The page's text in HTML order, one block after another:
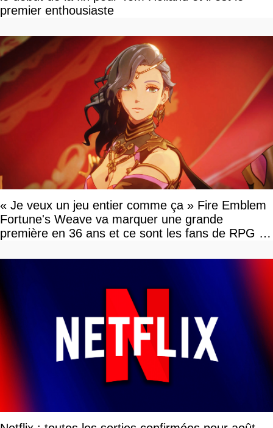
premier enthousiaste
« Je veux un jeu entier comme ça » Fire Emblem
Fortune's Weave va marquer une grande
première en 36 ans et ce sont les fans de RPG en